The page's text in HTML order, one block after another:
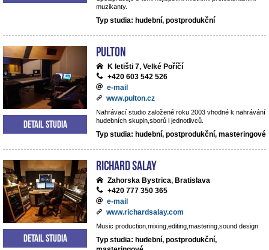
muzikanty.
Typ studia: hudební, postprodukční
Pulton
K letišti 7, Velké Poříčí
+420 603 542 526
e-mail
www.pulton.cz
Nahrávací studio založené roku 2003 vhodné k nahrávání
hudebních skupin,sborů i jednotlivců.
Typ studia: hudební, postprodukční, masteringové
Detail studia
RICHARD SALAY
Zahorska Bystrica, Bratislava
+420 777 350 365
e-mail
www.richardsalay.com
Music production,mixing,editing,mastering,sound design
Typ studia: hudební, postprodukční,
Detail studia